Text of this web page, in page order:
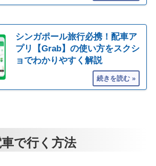
シンガポール旅行必携！配車ア
プリ【Grab】の使い方をスクシ
ョでわかりやすく解説
で行く方法